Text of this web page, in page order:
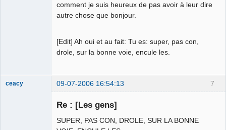
comment je suis heureux de pas avoir à leur dire
autre chose que bonjour.
[Edit] Ah oui et au fait: Tu es: super, pas con,
drole, sur la bonne voie, encule les.
7
ceacy 09-07-2006 16:54:13
Re : [Les gens]
SUPER, PAS CON, DROLE, SUR LA BONNE